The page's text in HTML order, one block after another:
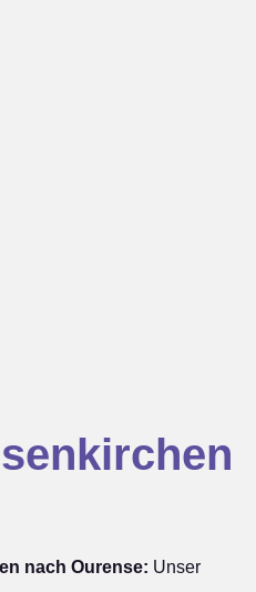
nach Ourense: Unser